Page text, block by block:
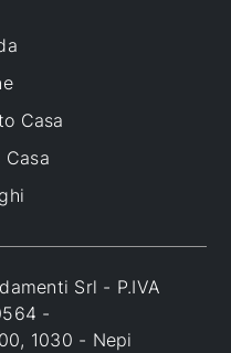
Casa
Casa
Srl - P.IVA
-
1030 - Nepi